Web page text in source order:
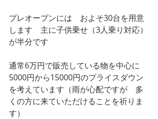
プレオープンには　およそ30台を用意
します　主に子供乗せ（3人乗り対応）
が半分です
通常6万円で販売している物を中心に
5000円から15000円のプライスダウン
を考えています（雨が心配ですが　多
くの方に来ていただけることを祈りま
す）